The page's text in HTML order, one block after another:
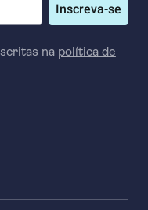
Inscreva-se
na política de